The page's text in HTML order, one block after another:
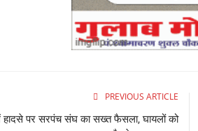
PREVIOUS ARTICLE
हादसे पर सरपंच संघ का सख्त फैसला, घायलों को